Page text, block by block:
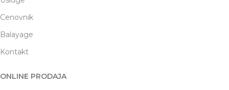
Cenovnik
Balayage
Kontakt
ONLINE PRODAJA